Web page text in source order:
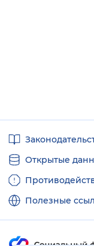
ссылки
Открытые
Полезные